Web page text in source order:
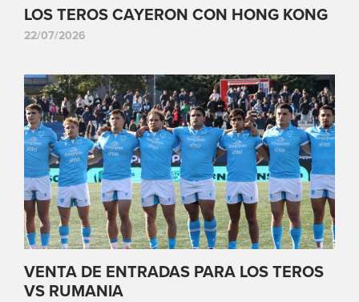
LOS TEROS CAYERON CON HONG KONG
22/07/2026
VENTA DE ENTRADAS PARA LOS TEROS
VS RUMANIA